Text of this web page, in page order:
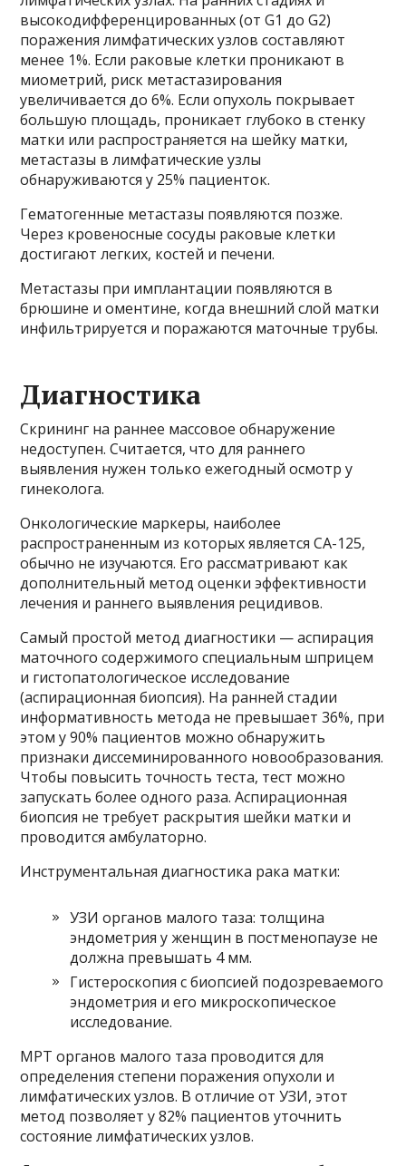
высокодифференцированных (от G1 до G2)
поражения лимфатических узлов составляют
менее 1%. Если раковые клетки проникают в
миометрий, риск метастазирования
увеличивается до 6%. Если опухоль покрывает
большую площадь, проникает глубоко в стенку
матки или распространяется на шейку матки,
метастазы в лимфатические узлы
обнаруживаются у 25% пациенток.
Гематогенные метастазы появляются позже.
Через кровеносные сосуды раковые клетки
достигают легких, костей и печени.
Метастазы при имплантации появляются в
брюшине и оментине, когда внешний слой матки
инфильтрируется и поражаются маточные трубы.
Диагностика
Скрининг на раннее массовое обнаружение
недоступен. Считается, что для раннего
выявления нужен только ежегодный осмотр у
гинеколога.
Онкологические маркеры, наиболее
распространенным из которых является СА-125,
обычно не изучаются. Его рассматривают как
дополнительный метод оценки эффективности
лечения и раннего выявления рецидивов.
Самый простой метод диагностики — аспирация
маточного содержимого специальным шприцем
и гистопатологическое исследование
(аспирационная биопсия). На ранней стадии
информативность метода не превышает 36%, при
этом у 90% пациентов можно обнаружить
признаки диссеминированного новообразования.
Чтобы повысить точность теста, тест можно
запускать более одного раза. Аспирационная
биопсия не требует раскрытия шейки матки и
проводится амбулаторно.
Инструментальная диагностика рака матки:
УЗИ органов малого таза: толщина
эндометрия у женщин в постменопаузе не
должна превышать 4 мм.
Гистероскопия с биопсией подозреваемого
эндометрия и его микроскопическое
исследование.
МРТ органов малого таза проводится для
определения степени поражения опухоли и
лимфатических узлов. В отличие от УЗИ, этот
метод позволяет у 82% пациентов уточнить
состояние лимфатических узлов.